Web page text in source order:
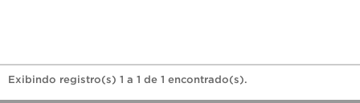
Exibindo registro(s) 1 a 1 de 1 encontrado(s).